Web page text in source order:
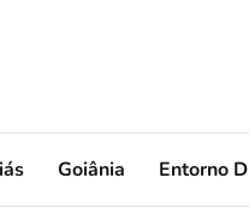
Goiânia Entorno